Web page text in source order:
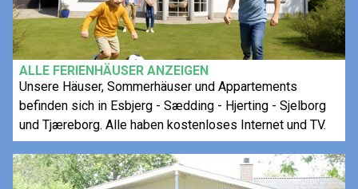
ALLE FERIENHÄUSER ANZEIGEN
Unsere Häuser, Sommerhäuser und Appartements
befinden sich in Esbjerg - Sædding - Hjerting - Sjelborg
und Tjæreborg. Alle haben kostenloses Internet und TV.